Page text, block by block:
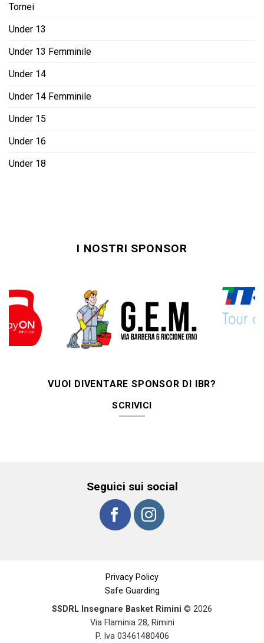
Tornei
Under 13
Under 13 Femminile
Under 14
Under 14 Femminile
Under 15
Under 16
Under 18
I NOSTRI SPONSOR
VUOI DIVENTARE SPONSOR DI IBR?
SCRIVICI
Seguici sui social
Privacy Policy
Safe Guarding
SSDRL Insegnare Basket Rimini © 2026
Via Flaminia 28, Rimini
P. Iva 03461480406